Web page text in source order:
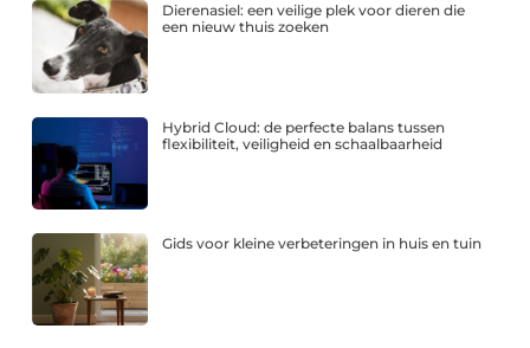
Dierenasiel: een veilige plek voor dieren die
een nieuw thuis zoeken
Hybrid Cloud: de perfecte balans tussen
flexibiliteit, veiligheid en schaalbaarheid
Gids voor kleine verbeteringen in huis en tuin